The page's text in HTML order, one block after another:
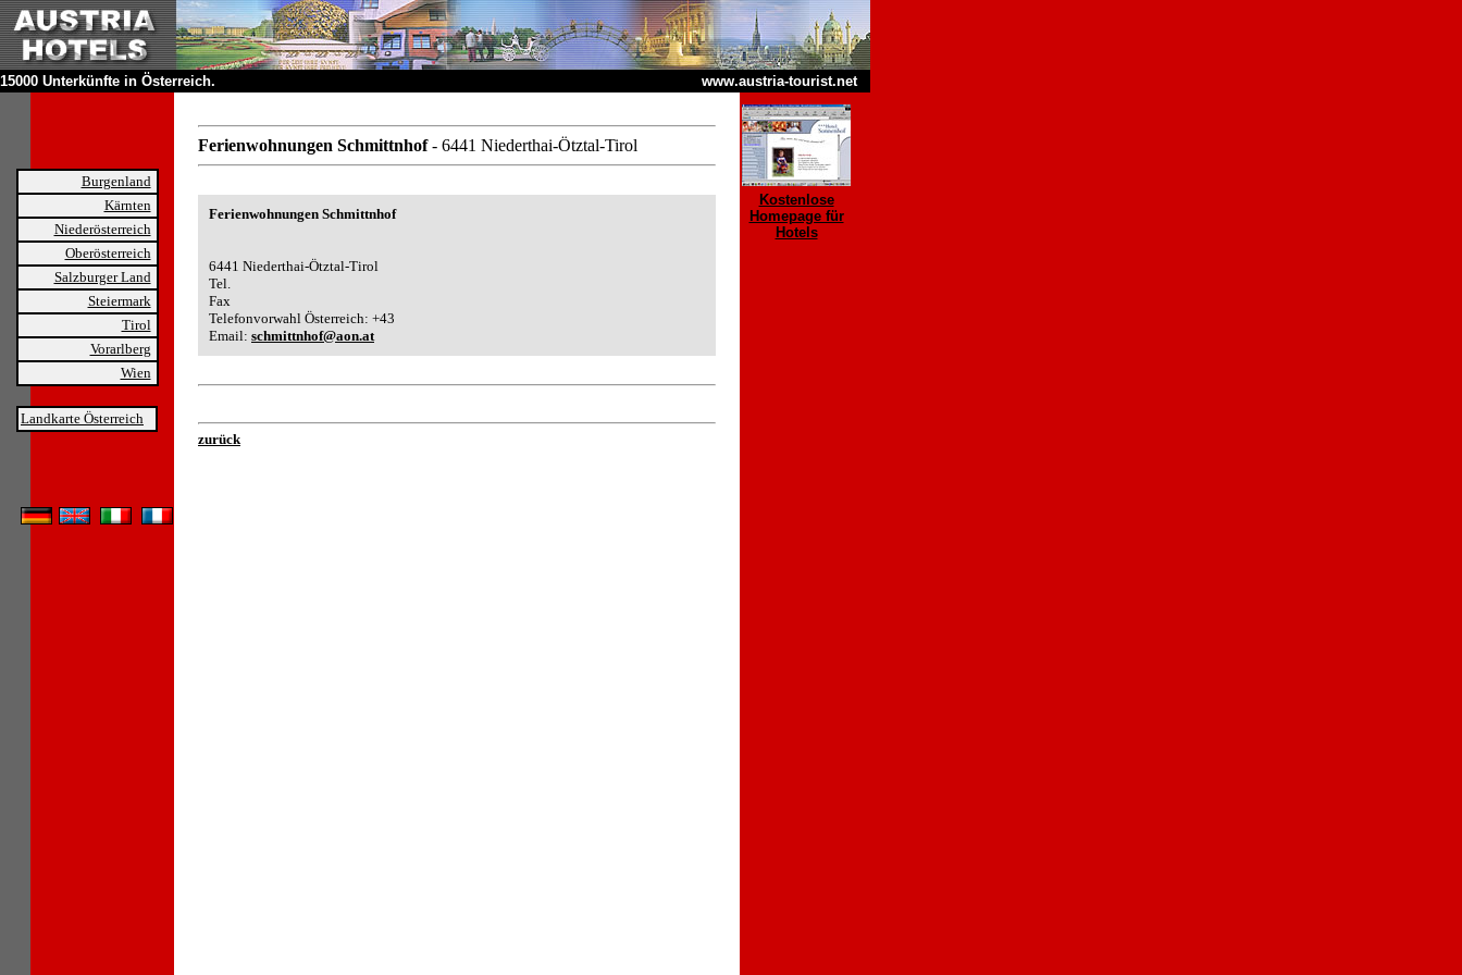
15000 Unterkünfte in Österreich. www.austria-tourist.net
Burgenland
Kärnten
Niederösterreich
Oberösterreich
Salzburger Land
Steiermark
Tirol
Vorarlberg
Wien
Landkarte Österreich
Ferienwohnungen Schmittnhof- 6441 Niederthai-Ötztal-Tirol
Ferienwohnungen Schmittnhof
6441 Niederthai-Ötztal-Tirol
Tel.
Fax
Telefonvorwahl Österreich: +43
Email: schmittnhof@aon.at
zurück
Kostenlose
Homepage für
Hotels